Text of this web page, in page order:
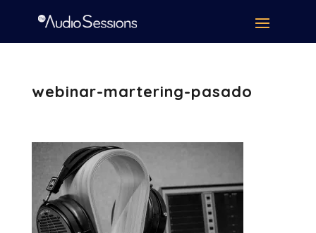
webinar-martering-pasado